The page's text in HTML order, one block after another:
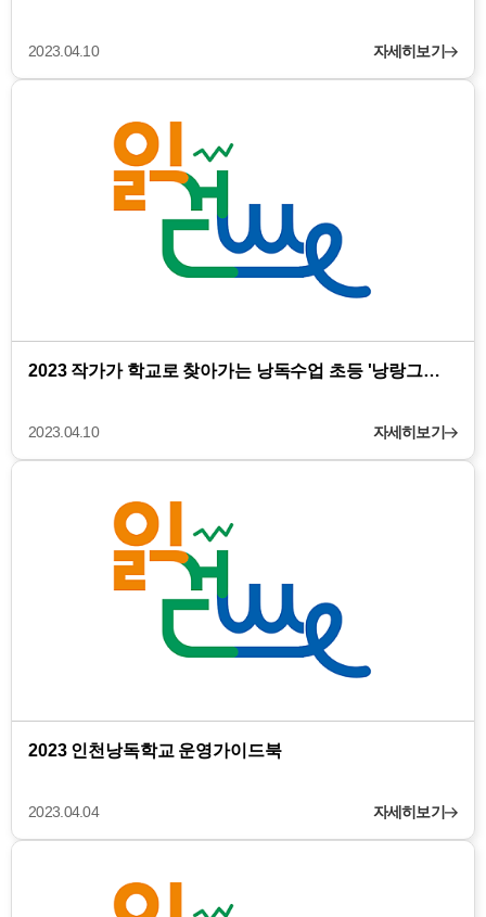
2023.04.10 자세히보기
2023 작가가 학교로 찾아가는 낭독수업 초등 '낭랑그…
2023.04.10 자세히보기
2023 인천낭독학교 운영가이드북
2023.04.04 자세히보기